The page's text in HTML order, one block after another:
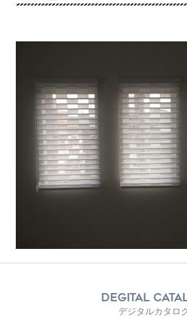
DEGITAL
デジタルカタロ